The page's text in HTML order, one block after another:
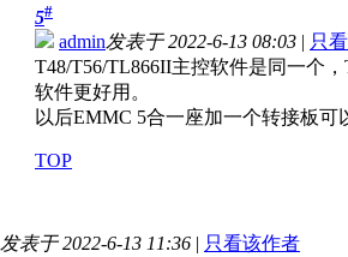
5#
admin发表于 2022-6-13 08:03 | 只
T48/T56/TL866II主控软件是同一个
软件更好用。
以后EMMC 5合一座加一个转接板
TOP
发表于 2022-6-13 11:36 | 只看该作者